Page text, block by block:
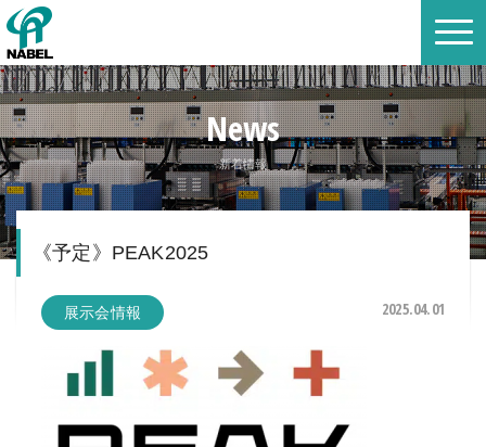
News
新着情報
《予定》PEAK2025
展示会情報 2025.04.01